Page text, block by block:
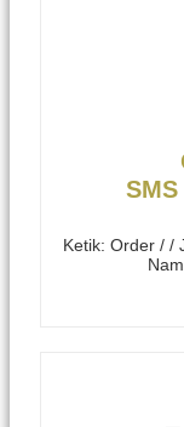
Ketik: Order / /